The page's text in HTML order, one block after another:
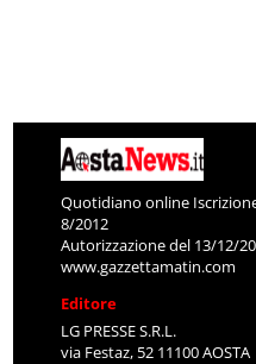
Quotidiano online
8/2012
Autorizzazione del 13/12/
www.gazzettamatin.com
Editore
LG PRESSE S.R.L.
via Festaz, 52 11100 AOSTA